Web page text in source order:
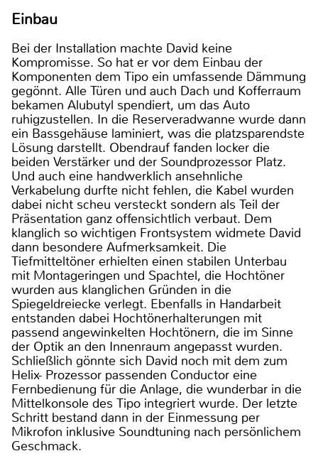
Einbau
Bei der Installation machte David keine
Kompromisse. So hat er vor dem Einbau der
Komponenten dem Tipo ein umfassende Dämmung
gegönnt. Alle Türen und auch Dach und Kofferraum
bekamen Alubutyl spendiert, um das Auto
ruhigzustellen. In die Reserveradwanne wurde dann
ein Bassgehäuse laminiert, was die platzsparendste
Lösung darstellt. Obendrauf fanden locker die
beiden Verstärker und der Soundprozessor Platz.
Und auch eine handwerklich ansehnliche
Verkabelung durfte nicht fehlen, die Kabel wurden
dabei nicht scheu versteckt sondern als Teil der
Präsentation ganz offensichtlich verbaut. Dem
klanglich so wichtigen Frontsystem widmete David
dann besondere Aufmerksamkeit. Die
Tiefmitteltöner erhielten einen stabilen Unterbau
mit Montageringen und Spachtel, die Hochtöner
wurden aus klanglichen Gründen in die
Spiegeldreiecke verlegt. Ebenfalls in Handarbeit
entstanden dabei Hochtönerhalterungen mit
passend angewinkelten Hochtönern, die im Sinne
der Optik an den Innenraum angepasst wurden.
Schließlich gönnte sich David noch mit dem zum
Helix- Prozessor passenden Conductor eine
Fernbedienung für die Anlage, die wunderbar in die
Mittelkonsole des Tipo integriert wurde. Der letzte
Schritt bestand dann in der Einmessung per
Mikrofon inklusive Soundtuning nach persönlichem
Geschmack.